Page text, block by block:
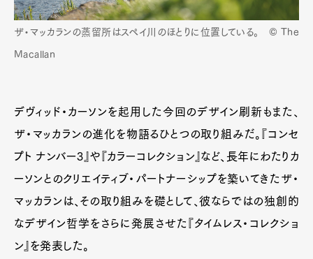
ザ・マッカランの蒸留所はスペイ川のほとりに位置している。 © The
Macallan
デヴィッド・カーソンを起用した今回のデザイン刷新もまた、
ザ・マッカランの進化を物語るひとつの取り組みだ。『コンセ
プト ナンバー3』や『カラーコレクション』など、長年にわたりカ
ーソンとのクリエイティブ・パートナーシップを築いてきたザ・
マッカランは、その取り組みを礎として、彼ならではの独創的
なデザイン哲学をさらに発展させた『タイムレス・コレクショ
ン』を発表した。